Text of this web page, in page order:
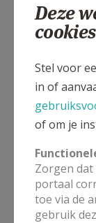
E.H.
Deze
cookies
Stel voor
in of
of om je
Zorgen
portaal
toe via de
gebruik